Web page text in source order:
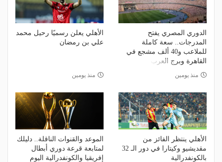
الدوري المصري يفتح
المدرجات.. سعة كاملة
للملاعب و40 ألف مشجع في
القاهرة وبرج العرب
منذ يومين
الأهلي يعلن رسميًا رحيل محمد
علي بن رمضان
منذ يومين
الأهلي ينتظر الفائز من
مقديشيو وكيتارا في دور الـ 32
بالكونفدرالية
الموعد والقنوات الناقلة.. دليلك
لمتابعة قرعة دوري أبطال
إفريقيا والكونفدرالية اليوم